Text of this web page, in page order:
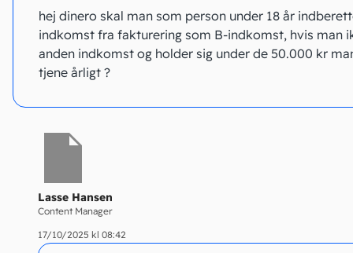
hej dinero skal man som person under 18 år
indkomst fra fakturering som B-indkomst, hvis man
anden indkomst og holder sig under de 50.000 kr
tjene årligt ?
Lasse Hansen
Content Manager
17/10/2025 kl 08:42